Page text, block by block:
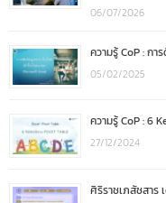
06/07/2026
ความรู้ CoP : กา
05/02/2025
ความรู้ CoP : 6
27/12/2024
ศิริราชเภสัชสาร